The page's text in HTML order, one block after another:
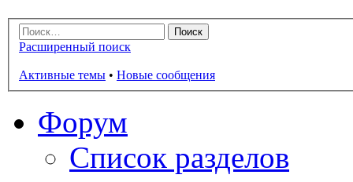
Расширенный поиск
Активные темы • Новые сообщения
Форум
Список разделов